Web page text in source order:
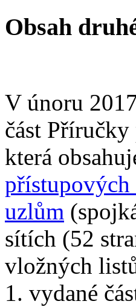
Obsah
V únoru
část
která
uzlům
sítích (52
vložných
1. vydané